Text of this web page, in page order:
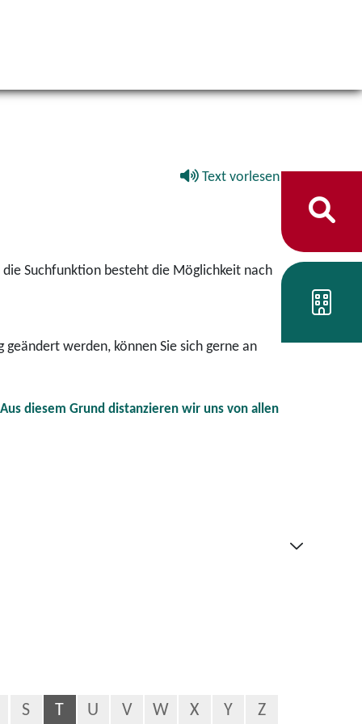
Text vorlesen
Suchfunktion besteht die Möglichkeit nach
werden, können Sie sich gerne an
diesem Grund distanzieren wir uns von allen
S U V W X Y Z